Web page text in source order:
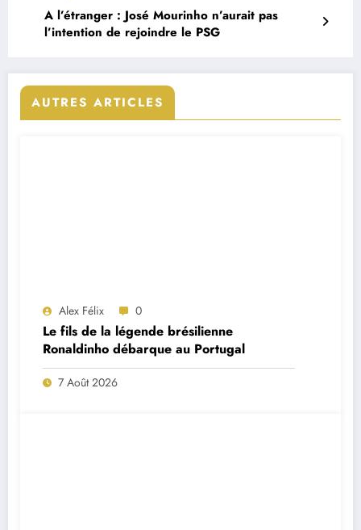
A l’étranger : José Mourinho n’aurait pas
l’intention de rejoindre le PSG
AUTRES ARTICLES
Alex Félix 0
Le fils de la légende brésilienne
Ronaldinho débarque au Portugal
7 Août 2026